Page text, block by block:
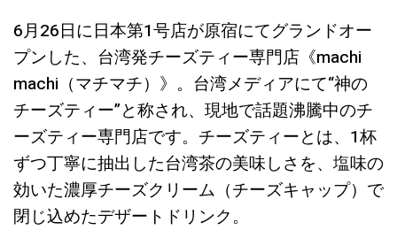
6月26日に日本第1号店が原宿にてグランドオー
プンした、台湾発チーズティー専門店《machi
machi（マチマチ）》。台湾メディアにて“神の
チーズティー”と称され、現地で話題沸騰中のチ
ーズティー専門店です。チーズティーとは、1杯
ずつ丁寧に抽出した台湾茶の美味しさを、塩味の
効いた濃厚チーズクリーム（チーズキャップ）で
閉じ込めたデザートドリンク。